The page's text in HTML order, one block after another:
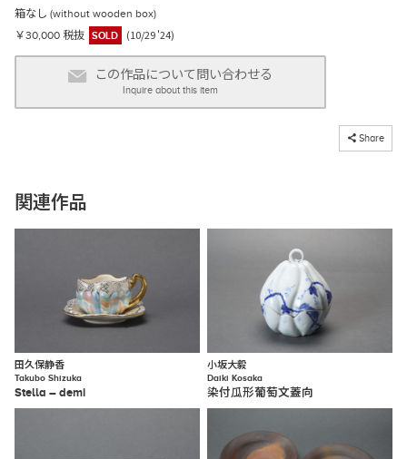
箱なし (without wooden box)
￥30,000 税抜
SOLD (10/29 '24)
この作品について問い合わせる
Inquire about this item
Share
コピーしました
関連作品
田久保静香
Takubo Shizuka
Stella – demi
小坂大毅
Daiki Kosaka
染付瓜形葡萄文蓋向